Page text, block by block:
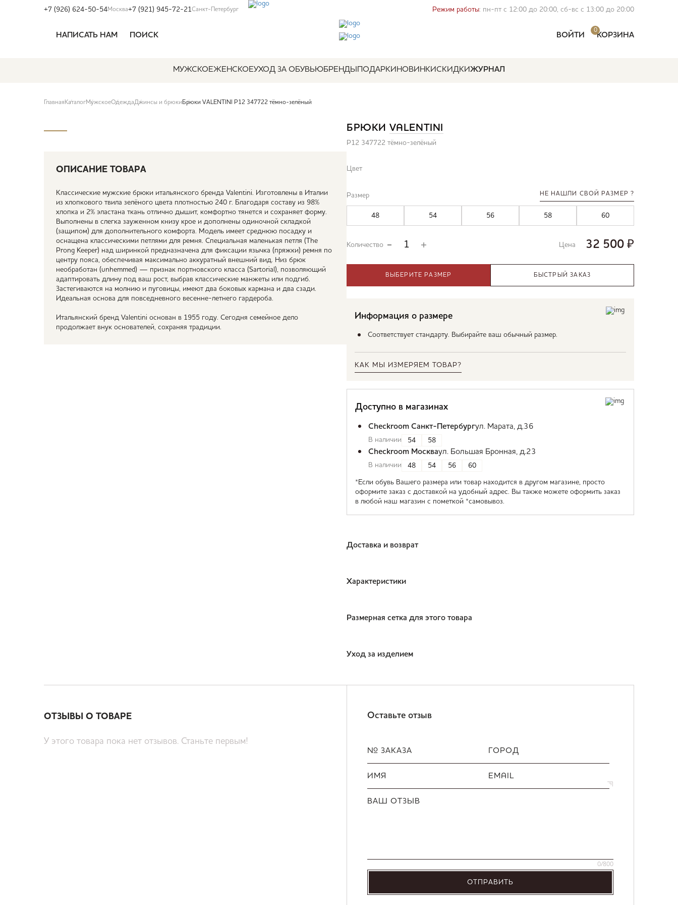
+7 (926) 624-50-54Москва+7 (921) 945-72-21Санкт-Петербург Режим работы: пн-пт с 12:00 до 20:00, сб-вс с 13:00 до 20:00
НАПИСАТЬ НАМ ПОИСК ВОЙТИ
0
КОРЗИНА
МУЖСКОЕЖЕНСКОЕУХОД ЗА ОБУВЬЮБРЕНДЫ ПОДАРКИ НОВИНКИСКИДКИЖУРНАЛ
Главная КаталогМужскоеОдеждаДжинсы и брюкиБрюки VALENTINI P12 347722 тёмно-зелёный
ОПИСАНИЕ ТОВАРА
Классические мужские брюки итальянского бренда Valentini. Изготовлены в Италии
из хлопкового твила зелёного цвета плотностью 240 г. Благодаря составу из 98%
хлопка и 2% эластана ткань отлично дышит, комфортно тянется и сохраняет форму.
Выполнены в слегка зауженном книзу крое и дополнены одиночной складкой
(защипом) для дополнительного комфорта. Модель имеет среднюю посадку и
оснащена классическими петлями для ремня. Специальная маленькая петля (The
Prong Keeper) над ширинкой предназначена для фиксации язычка (пряжки) ремня по
центру пояса, обеспечивая максимально аккуратный внешний вид. Низ брюк
необработан (unhemmed) — признак портновского класса (Sartorial), позволяющий
адаптировать длину под ваш рост, выбрав классические манжеты или подгиб.
Застегиваются на молнию и пуговицы, имеют два боковых кармана и два сзади.
Идеальная основа для повседневного весенне-летнего гардероба.
Итальянский бренд Valentini основан в 1955 году. Сегодня семейное дело
продолжает внук основателей, сохраняя традиции.
БРЮКИ VALENTINI
P12 347722 тёмно-зелёный
Цвет
Размер НЕ НАШЛИ СВОЙ РАЗМЕР ?
48 54 56 58 60
Количество Цена 32 500 ₽
ВЫБЕРИТЕ РАЗМЕР БЫСТРЫЙ ЗАКАЗ
Информация о размере
Соответствует стандарту. Выбирайте ваш обычный размер.
КАК МЫ ИЗМЕРЯЕМ ТОВАР?
Доступно в магазинах
Checkroom Санкт-Петербургул. Марата, д.36
В наличии 54 58
Checkroom Москваул. Большая Бронная, д.23
В наличии 48 54 56 60
*Если обувь Вашего размера или товар находится в другом магазине, просто
оформите заказ с доставкой на удобный адрес. Вы также можете оформить заказ
в любой наш магазин с пометкой *самовывоз.
Доставка и возврат
Характеристики
Размерная сетка для этого товара
Уход за изделием
ОТЗЫВЫ О ТОВАРЕ
У этого товара пока нет отзывов. Станьте первым!
Оставьте отзыв
№ ЗАКАЗА ГОРОД
ИМЯ EMAIL
ВАШ ОТЗЫВ
0/800
ОТПРАВИТЬ